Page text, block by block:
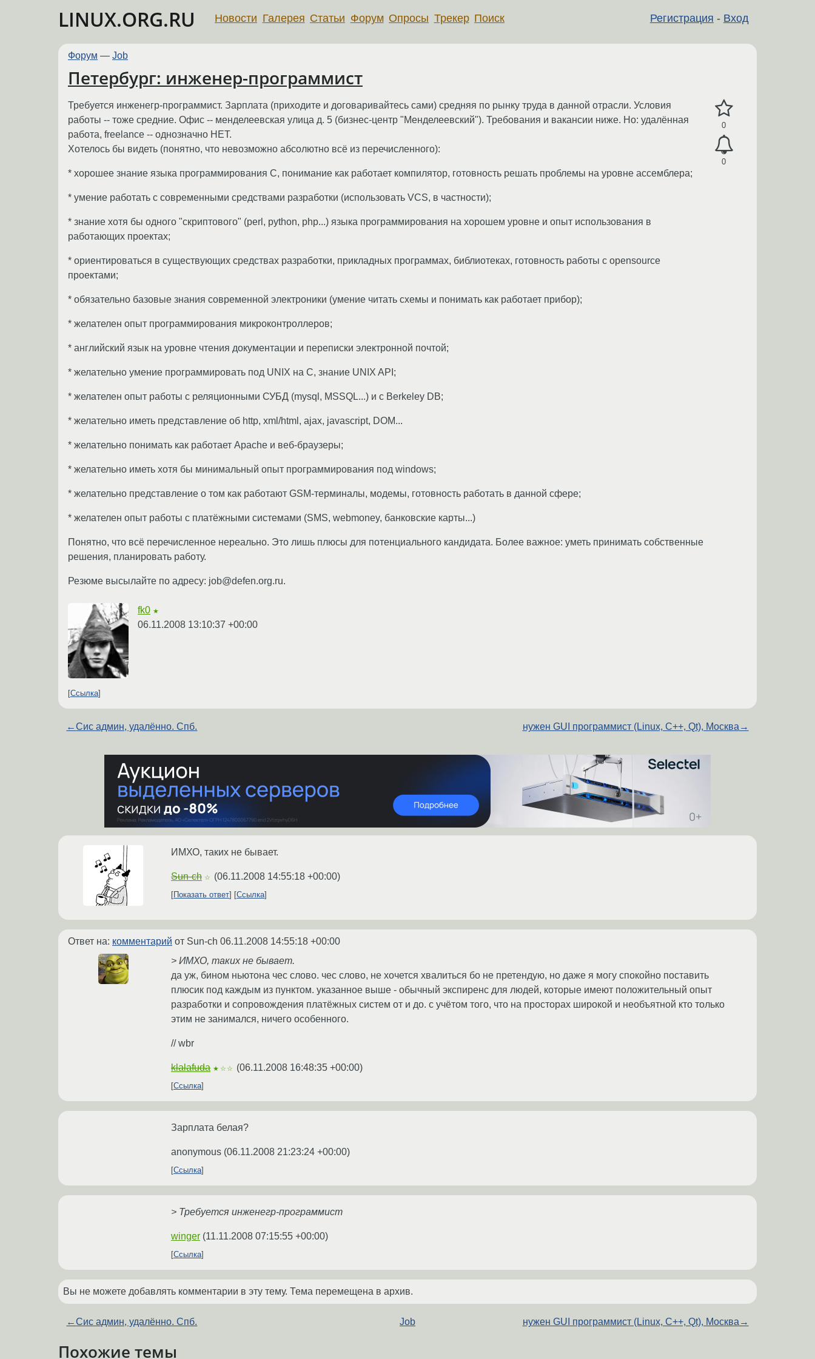
LINUX.ORG.RU Регистрация - Вход
Новости Галерея Статьи Форум Опросы Трекер Поиск
Форум — Job
Петербург: инженер-программист
0
0
Требуется инженегр-программист. Зарплата (приходите и договаривайтесь сами) средняя по рынку труда в данной отрасли. Условия
работы -- тоже средние. Офис -- менделеевская улица д. 5 (бизнес-центр "Менделеевский"). Требования и вакансии ниже. Но: удалённая
работа, freelance -- однозначно НЕТ.
Хотелось бы видеть (понятно, что невозможно абсолютно всё из перечисленного):
* хорошее знание языка программирования C, понимание как работает компилятор, готовность решать проблемы на уровне ассемблера;
* умение работать с современными средствами разработки (использовать VCS, в частности);
* знание хотя бы одного "скриптового" (perl, python, php...) языка программирования на хорошем уровне и опыт использования в
работающих проектах;
* ориентироваться в существующих средствах разработки, прикладных программах, библиотеках, готовность работы с opensource
проектами;
* обязательно базовые знания современной электроники (умение читать схемы и понимать как работает прибор);
* желателен опыт программирования микроконтроллеров;
* английский язык на уровне чтения документации и переписки электронной почтой;
* желательно умение программировать под UNIX на C, знание UNIX API;
* желателен опыт работы с реляционными СУБД (mysql, MSSQL...) и с Berkeley DB;
* желательно иметь представление об http, xml/html, ajax, javascript, DOM...
* желательно понимать как работает Apache и веб-браузеры;
* желательно иметь хотя бы минимальный опыт программирования под windows;
* желательно представление о том как работают GSM-терминалы, модемы, готовность работать в данной сфере;
* желателен опыт работы с платёжными системами (SMS, webmoney, банковские карты...)
Понятно, что всё перечисленное нереально. Это лишь плюсы для потенциального кандидата. Более важное: уметь принимать собственные
решения, планировать работу.
Резюме высылайте по адресу: job@defen.org.ru.
fk0 ★
06.11.2008 13:10:37 +00:00
Ссылка
←Сис админ, удалённо. Спб. нужен GUI программист (Linux, C++, Qt), Москва →
ИМХО, таких не бывает.
Sun-ch ☆ (06.11.2008 14:55:18 +00:00)
Показать ответ Ссылка
Ответ на: комментарий от Sun-ch 06.11.2008 14:55:18 +00:00
> ИМХО, таких не бывает.
да уж, бином ньютона чес слово. чес слово, не хочется хвалиться бо не претендую, но даже я могу спокойно поставить
плюсик под каждым из пунктом. указанное выше - обычный экспиренс для людей, которые имеют положительный опыт
разработки и сопровождения платёжных систем от и до. с учётом того, что на просторах широкой и необъятной кто только
этим не занимался, ничего особенного.
// wbr
klalafuda ★☆☆ (06.11.2008 16:48:35 +00:00)
Ссылка
Зарплата белая?
anonymous (06.11.2008 21:23:24 +00:00)
Ссылка
> Требуется инженегр-программист
winger (11.11.2008 07:15:55 +00:00)
Ссылка
Вы не можете добавлять комментарии в эту тему. Тема перемещена в архив.
←Сис админ, удалённо. Спб. Job нужен GUI программист (Linux, C++, Qt), Москва →
Похожие темы